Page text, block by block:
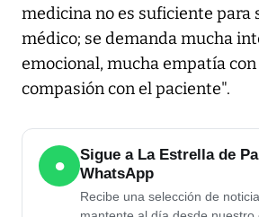
medicina no es suficiente para
médico; se demanda mucha
emocional, mucha empatía
compasión con el paciente".
●
Sigue a La Estrella de
WhatsApp
Recibe una selección de